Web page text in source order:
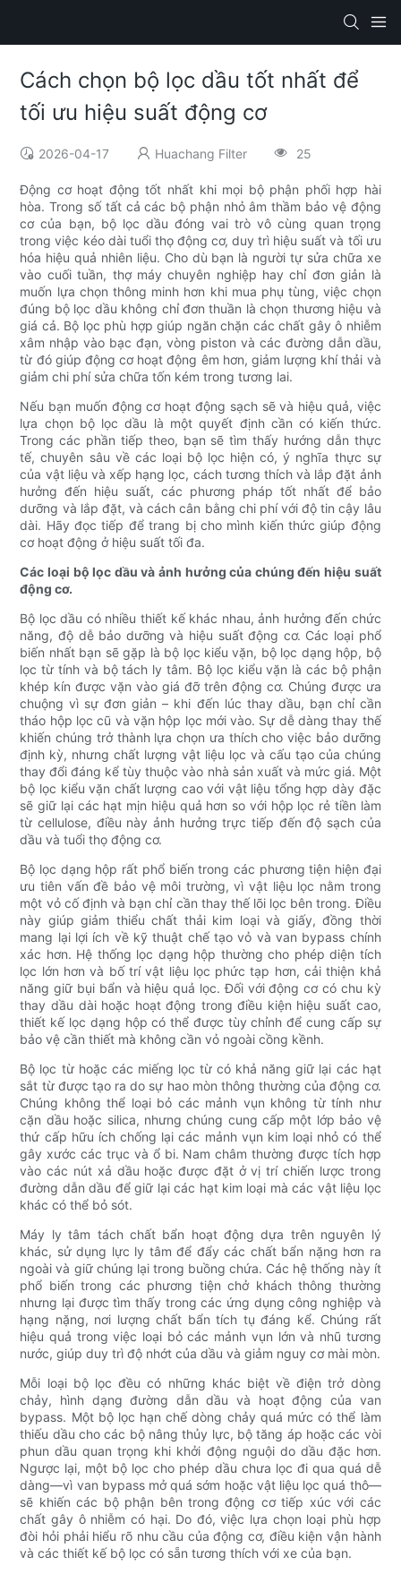
Cách chọn bộ lọc dầu tốt nhất để
tối ưu hiệu suất động cơ
2026-04-17 Huachang Filter 25
Động cơ hoạt động tốt nhất khi mọi bộ phận phối hợp hài
hòa. Trong số tất cả các bộ phận nhỏ âm thầm bảo vệ động
cơ của bạn, bộ lọc dầu đóng vai trò vô cùng quan trọng
trong việc kéo dài tuổi thọ động cơ, duy trì hiệu suất và tối ưu
hóa hiệu quả nhiên liệu. Cho dù bạn là người tự sửa chữa xe
vào cuối tuần, thợ máy chuyên nghiệp hay chỉ đơn giản là
muốn lựa chọn thông minh hơn khi mua phụ tùng, việc chọn
đúng bộ lọc dầu không chỉ đơn thuần là chọn thương hiệu và
giá cả. Bộ lọc phù hợp giúp ngăn chặn các chất gây ô nhiễm
xâm nhập vào bạc đạn, vòng piston và các đường dẫn dầu,
từ đó giúp động cơ hoạt động êm hơn, giảm lượng khí thải và
giảm chi phí sửa chữa tốn kém trong tương lai.
Nếu bạn muốn động cơ hoạt động sạch sẽ và hiệu quả, việc
lựa chọn bộ lọc dầu là một quyết định cần có kiến ​​thức.
Trong các phần tiếp theo, bạn sẽ tìm thấy hướng dẫn thực
tế, chuyên sâu về các loại bộ lọc hiện có, ý nghĩa thực sự
của vật liệu và xếp hạng lọc, cách tương thích và lắp đặt ảnh
hưởng đến hiệu suất, các phương pháp tốt nhất để bảo
dưỡng và lắp đặt, và cách cân bằng chi phí với độ tin cậy lâu
dài. Hãy đọc tiếp để trang bị cho mình kiến ​​thức giúp động
cơ hoạt động ở hiệu suất tối đa.
Các loại bộ lọc dầu và ảnh hưởng của chúng đến hiệu suất
động cơ.
Bộ lọc dầu có nhiều thiết kế khác nhau, ảnh hưởng đến chức
năng, độ dễ bảo dưỡng và hiệu suất động cơ. Các loại phổ
biến nhất bạn sẽ gặp là bộ lọc kiểu vặn, bộ lọc dạng hộp, bộ
lọc từ tính và bộ tách ly tâm. Bộ lọc kiểu vặn là các bộ phận
khép kín được vặn vào giá đỡ trên động cơ. Chúng được ưa
chuộng vì sự đơn giản – khi đến lúc thay dầu, bạn chỉ cần
tháo hộp lọc cũ và vặn hộp lọc mới vào. Sự dễ dàng thay thế
khiến chúng trở thành lựa chọn ưa thích cho việc bảo dưỡng
định kỳ, nhưng chất lượng vật liệu lọc và cấu tạo của chúng
thay đổi đáng kể tùy thuộc vào nhà sản xuất và mức giá. Một
bộ lọc kiểu vặn chất lượng cao với vật liệu tổng hợp dày đặc
sẽ giữ lại các hạt mịn hiệu quả hơn so với hộp lọc rẻ tiền làm
từ cellulose, điều này ảnh hưởng trực tiếp đến độ sạch của
dầu và tuổi thọ động cơ.
Bộ lọc dạng hộp rất phổ biến trong các phương tiện hiện đại
ưu tiên vấn đề bảo vệ môi trường, vì vật liệu lọc nằm trong
một vỏ cố định và bạn chỉ cần thay thế lõi lọc bên trong. Điều
này giúp giảm thiểu chất thải kim loại và giấy, đồng thời
mang lại lợi ích về kỹ thuật chế tạo vỏ và van bypass chính
xác hơn. Hệ thống lọc dạng hộp thường cho phép diện tích
lọc lớn hơn và bố trí vật liệu lọc phức tạp hơn, cải thiện khả
năng giữ bụi bẩn và hiệu quả lọc. Đối với động cơ có chu kỳ
thay dầu dài hoặc hoạt động trong điều kiện hiệu suất cao,
thiết kế lọc dạng hộp có thể được tùy chỉnh để cung cấp sự
bảo vệ cần thiết mà không cần vỏ ngoài cồng kềnh.
Bộ lọc từ hoặc các miếng lọc từ có khả năng giữ lại các hạt
sắt từ được tạo ra do sự hao mòn thông thường của động cơ.
Chúng không thể loại bỏ các mảnh vụn không từ tính như
cặn dầu hoặc silica, nhưng chúng cung cấp một lớp bảo vệ
thứ cấp hữu ích chống lại các mảnh vụn kim loại nhỏ có thể
gây xước các trục và ổ bi. Nam châm thường được tích hợp
vào các nút xả dầu hoặc được đặt ở vị trí chiến lược trong
đường dẫn dầu để giữ lại các hạt kim loại mà các vật liệu lọc
khác có thể bỏ sót.
Máy ly tâm tách chất bẩn hoạt động dựa trên nguyên lý
khác, sử dụng lực ly tâm để đẩy các chất bẩn nặng hơn ra
ngoài và giữ chúng lại trong buồng chứa. Các hệ thống này ít
phổ biến trong các phương tiện chở khách thông thường
nhưng lại được tìm thấy trong các ứng dụng công nghiệp và
hạng nặng, nơi lượng chất bẩn tích tụ đáng kể. Chúng rất
hiệu quả trong việc loại bỏ các mảnh vụn lớn và nhũ tương
nước, giúp duy trì độ nhớt của dầu và giảm nguy cơ mài mòn.
Mỗi loại bộ lọc đều có những khác biệt về điện trở dòng
chảy, hình dạng đường dẫn dầu và hoạt động của van
bypass. Một bộ lọc hạn chế dòng chảy quá mức có thể làm
thiếu dầu cho các bộ nâng thủy lực, bộ tăng áp hoặc các vòi
phun dầu quan trọng khi khởi động nguội do dầu đặc hơn.
Ngược lại, một bộ lọc cho phép dầu chưa lọc đi qua quá dễ
dàng—vì van bypass mở quá sớm hoặc vật liệu lọc quá thô—
sẽ khiến các bộ phận bên trong động cơ tiếp xúc với các
chất gây ô nhiễm có hại. Do đó, việc lựa chọn loại phù hợp
đòi hỏi phải hiểu rõ nhu cầu của động cơ, điều kiện vận hành
và các thiết kế bộ lọc có sẵn tương thích với xe của bạn.